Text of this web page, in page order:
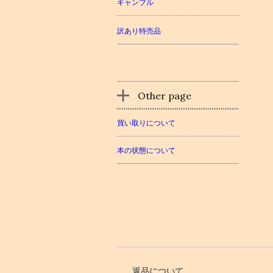
ギャンブル
訳あり特売品
Other page
買い取りについて
本の状態について